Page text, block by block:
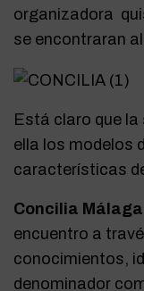
organizadora
se encontraran
Está claro que
ella los modelos
características
Concilia Málaga
encuentro a
conocimientos,
denominador